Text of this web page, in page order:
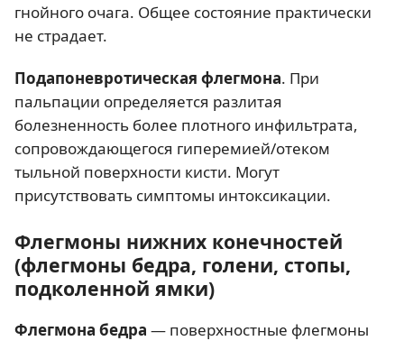
гнойного очага. Общее состояние практически
не страдает.
Подапоневротическая флегмона. При
пальпации определяется разлитая
болезненность более плотного инфильтрата,
сопровождающегося гиперемией/отеком
тыльной поверхности кисти. Могут
присутствовать симптомы интоксикации.
Флегмоны нижних конечностей
(флегмоны бедра, голени, стопы,
подколенной ямки)
Флегмона бедра — поверхностные флегмоны